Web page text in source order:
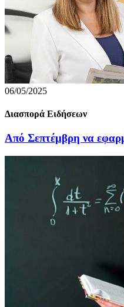
06/05/2025
Διασπορά Ειδήσεων
Από Σεπτέμβρη να